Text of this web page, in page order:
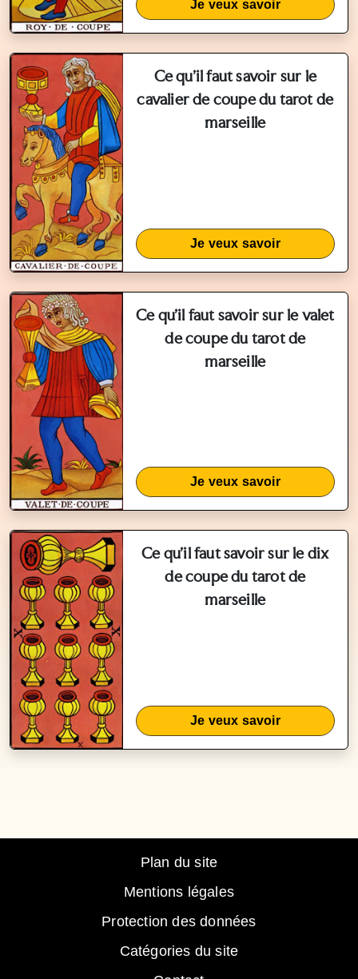
Je veux savoir
Ce qu'il faut savoir sur le
cavalier de coupe du tarot de
marseille
Je veux savoir
Ce qu'il faut savoir sur le valet
de coupe du tarot de
marseille
Je veux savoir
Ce qu'il faut savoir sur le dix
de coupe du tarot de
marseille
Je veux savoir
Plan du site
Mentions légales
Protection des données
Catégories du site